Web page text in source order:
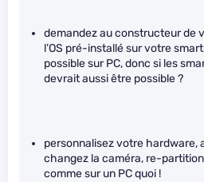
demandez au constructeur de
l’OS pré-installé sur votre
possible sur PC, donc si les
devrait aussi être possible ?
personnalisez votre hardware,
changez la caméra, re-
comme sur un PC quoi !